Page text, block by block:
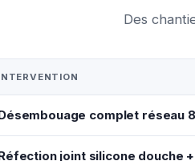
Des
complet réseau
joint silicone douche